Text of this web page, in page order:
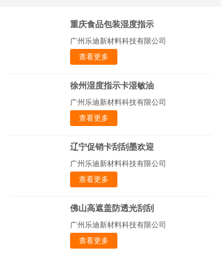
重庆食品包装湿度指示
广州乐迪新材料科技有限公司
查看更多
徐州湿度指示卡湿敏油
广州乐迪新材料科技有限公司
查看更多
辽宁促销卡刮刮墨欢迎
广州乐迪新材料科技有限公司
查看更多
佛山高遮盖防透光刮刮
广州乐迪新材料科技有限公司
查看更多